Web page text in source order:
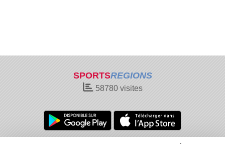
SPORTSREGIONS
58780visites